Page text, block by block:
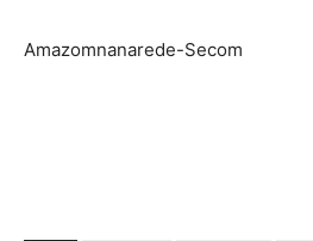
Amazomnanarede-Secom